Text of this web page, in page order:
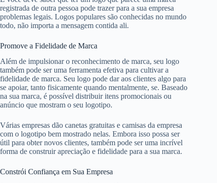
registrada de outra pessoa pode trazer para a sua empresa
problemas legais. Logos populares são conhecidas no mundo
todo, não importa a mensagem contida ali.
Promove a Fidelidade de Marca
Além de impulsionar o reconhecimento de marca, seu logo
também pode ser uma ferramenta efetiva para cultivar a
fidelidade de marca. Seu logo pode dar aos clientes algo para
se apoiar, tanto fisicamente quando mentalmente, se. Baseado
na sua marca, é possível distribuir itens promocionais ou
anúncio que mostram o seu logotipo.
Várias empresas dão canetas gratuitas e camisas da empresa
com o logotipo bem mostrado nelas. Embora isso possa ser
útil para obter novos clientes, também pode ser uma incrível
forma de construir apreciação e fidelidade para a sua marca.
Constrói Confiança em Sua Empresa